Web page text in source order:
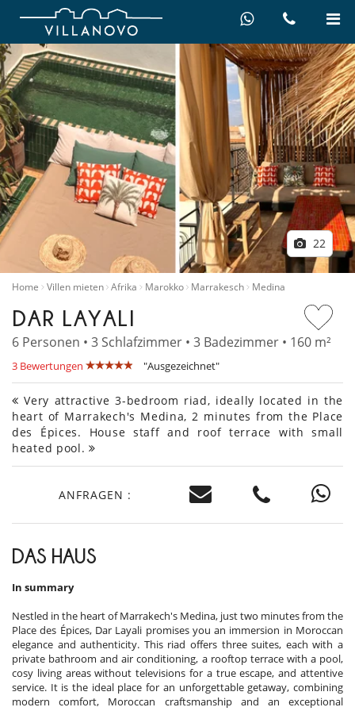
22
Home Villen mieten Afrika Marokko Marrakesch Medina
DAR LAYALI
6 Personen • 3 Schlafzimmer • 3 Badezimmer • 160 m²
3 Bewertungen "Ausgezeichnet"
Very attractive 3-bedroom riad, ideally located in the
heart of Marrakech's Medina, 2 minutes from the Place
des Épices. House staff and roof terrace with small
heated pool.
ANFRAGEN :
DAS HAUS
In summary
Nestled in the heart of Marrakech's Medina, just two minutes from the
Place des Épices, Dar Layali promises you an immersion in Moroccan
elegance and authenticity. This riad offers three suites, each with a
private bathroom and air conditioning, a rooftop terrace with a pool,
cosy living areas without televisions for a true escape, and attentive
service. It is the ideal place for an unforgettable getaway, combining
modern comfort, Moroccan craftsmanship and an exceptional